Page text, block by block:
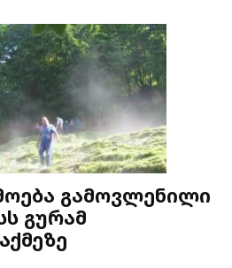
გამოვლენილი
გურამ